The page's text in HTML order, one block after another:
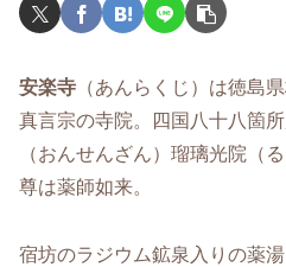
安楽寺 （あんらくじ）は徳島
真言宗の寺院。四国八十八箇
（おんせんざん）瑠璃光院（
尊は薬師如来。
宿坊のラジウム鉱泉入りの薬湯